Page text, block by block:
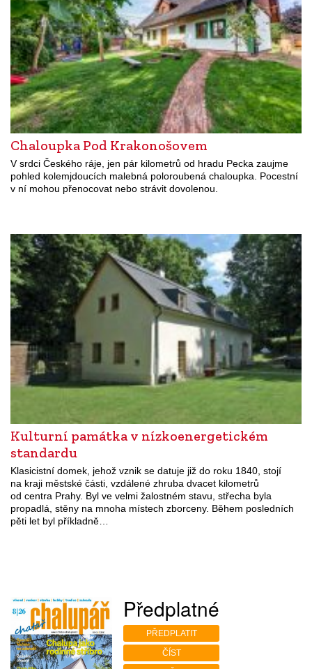
Chaloupka Pod Krakonošovem
V srdci Českého ráje, jen pár kilometrů od hradu Pecka zaujme
pohled kolemjdoucích malebná poloroubená chaloupka. Pocestní
v ní mohou přenocovat nebo strávit dovolenou.
Kulturní památka v nízkoenergetickém
standardu
Klasicistní domek, jehož vznik se datuje již do roku 1840, stojí
na kraji městské části, vzdálené zhruba dvacet kilometrů
od centra Prahy. Byl ve velmi žalostném stavu, střecha byla
propadlá, stěny na mnoha místech zborceny. Během posledních
pěti let byl příkladně…
Předplatné
PŘEDPLATIT
ČÍST